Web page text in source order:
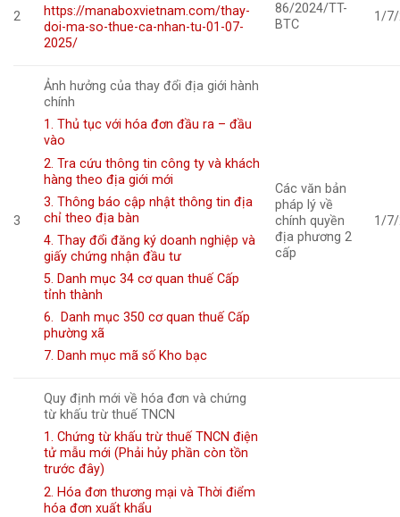
2
https://manaboxvietnam.com/thay-
doi-ma-so-thue-ca-nhan-tu-01-07-
2025/
86/2024/TT-
BTC
1/
3
Ảnh hưởng của thay đổi địa giới hành
chính
1. Thủ tục với hóa đơn đầu ra – đầu
vào
2. Tra cứu thông tin công ty và khách
hàng theo địa giới mới
3. Thông báo cập nhật thông tin địa
chỉ theo địa bàn
4. Thay đổi đăng ký doanh nghiệp và
giấy chứng nhận đầu tư
5. Danh mục 34 cơ quan thuế Cấp
tỉnh thành
6. Danh mục 350 cơ quan thuế Cấp
phường xã
7. Danh mục mã số Kho bạc
Các văn bản
pháp lý về
chính quyền
địa phương 2
cấp
1/
Quy định mới về hóa đơn và chứng
từ khấu trừ thuế TNCN
1. Chứng từ khấu trừ thuế TNCN điện
tử mẫu mới (Phải hủy phần còn tồn
trước đây)
2. Hóa đơn thương mại và Thời điểm
hóa đơn xuất khẩu